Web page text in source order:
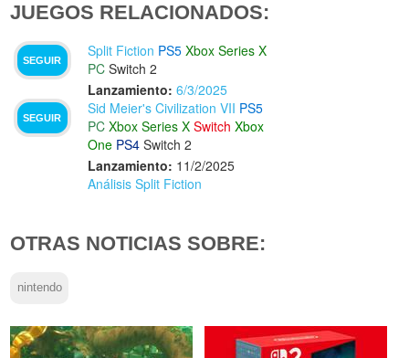
JUEGOS RELACIONADOS:
SEGUIR
Split Fiction PS5 Xbox Series X
PC Switch 2
Lanzamiento: 6/3/2025
SEGUIR
Sid Meier's Civilization VII PS5
PC Xbox Series X Switch Xbox
One PS4 Switch 2
Lanzamiento: 11/2/2025
Análisis Split Fiction
OTRAS NOTICIAS SOBRE:
nintendo